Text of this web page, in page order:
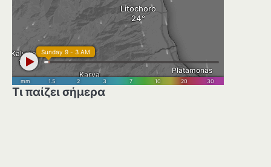
Τι παίζει σήμερα